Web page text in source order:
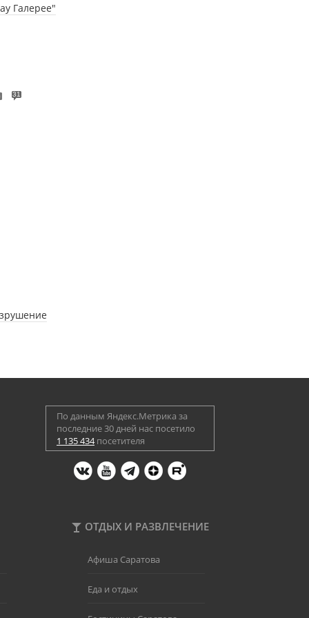
Галерее"
31
По данным Яндекс.Метрика за
последние 30 дней нас посетило
1 135 434посетителя
ОТДЫХ И РАЗВЛЕЧЕНИЕ
Афиша Саратова
Еда и отдых